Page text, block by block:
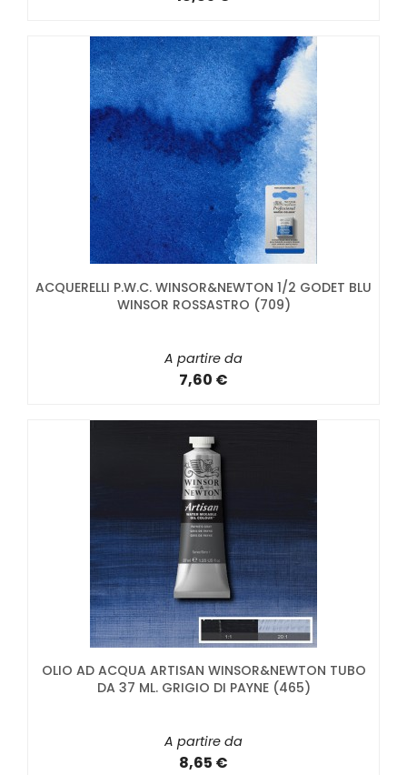
ACQUERELLI P.W.C. WINSOR&NEWTON 1/2 GODET BLU
WINSOR ROSSASTRO (709)
A partire da
7,60 €
OLIO AD ACQUA ARTISAN WINSOR&NEWTON TUBO
DA 37 ML. GRIGIO DI PAYNE (465)
A partire da
8,65 €